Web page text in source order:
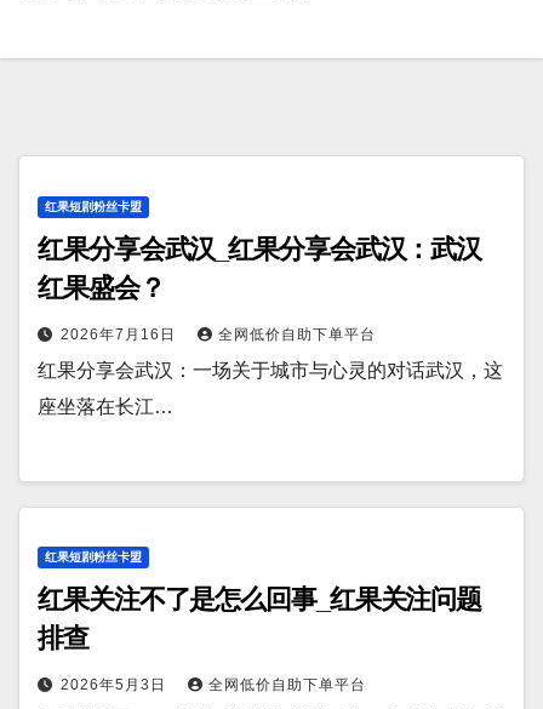
红果短剧粉丝卡盟
红果分享会武汉_红果分享会武汉：武汉
红果盛会？
2026年7月16日 全网低价自助下单平台
红果分享会武汉：一场关于城市与心灵的对话武汉，这
座坐落在长江…
红果短剧粉丝卡盟
红果关注不了是怎么回事_红果关注问题
排查
2026年5月3日 全网低价自助下单平台